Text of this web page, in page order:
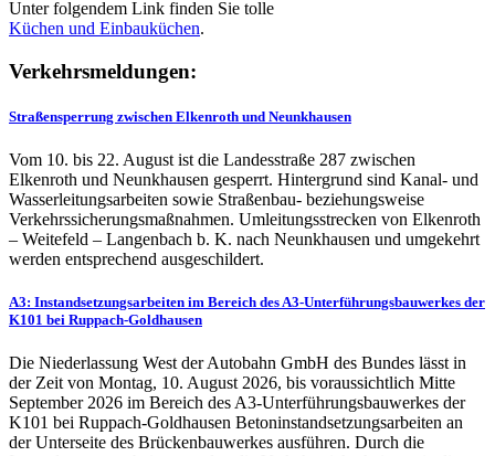
Unter folgendem Link finden Sie tolle
Küchen und Einbauküchen.
Verkehrsmeldungen:
Straßensperrung zwischen Elkenroth und Neunkhausen
Vom 10. bis 22. August ist die Landesstraße 287 zwischen
Elkenroth und Neunkhausen gesperrt. Hintergrund sind Kanal- und
Wasserleitungsarbeiten sowie Straßenbau- beziehungsweise
Verkehrssicherungsmaßnahmen. Umleitungsstrecken von Elkenroth
– Weitefeld – Langenbach b. K. nach Neunkhausen und umgekehrt
werden entsprechend ausgeschildert.
A3: Instandsetzungsarbeiten im Bereich des A3-Unterführungsbauwerkes der
K101 bei Ruppach-Goldhausen
Die Niederlassung West der Autobahn GmbH des Bundes lässt in
der Zeit von Montag, 10. August 2026, bis voraussichtlich Mitte
September 2026 im Bereich des A3-Unterführungsbauwerkes der
K101 bei Ruppach-Goldhausen Betoninstandsetzungsarbeiten an
der Unterseite des Brückenbauwerkes ausführen. Durch die